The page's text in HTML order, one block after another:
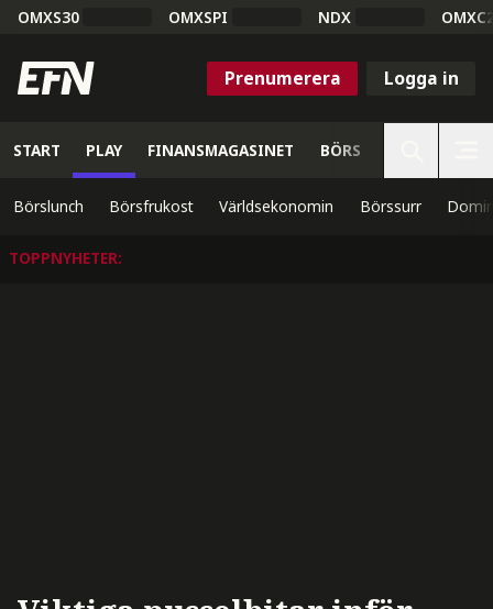
OMXS30 OMXSPI NDX
Prenumerera Logga in
START PLAY FINANSMAGASINET BÖRS
Börslunch Börsfrukost Världsekonomin Börssurr
TOPPNYHETER: